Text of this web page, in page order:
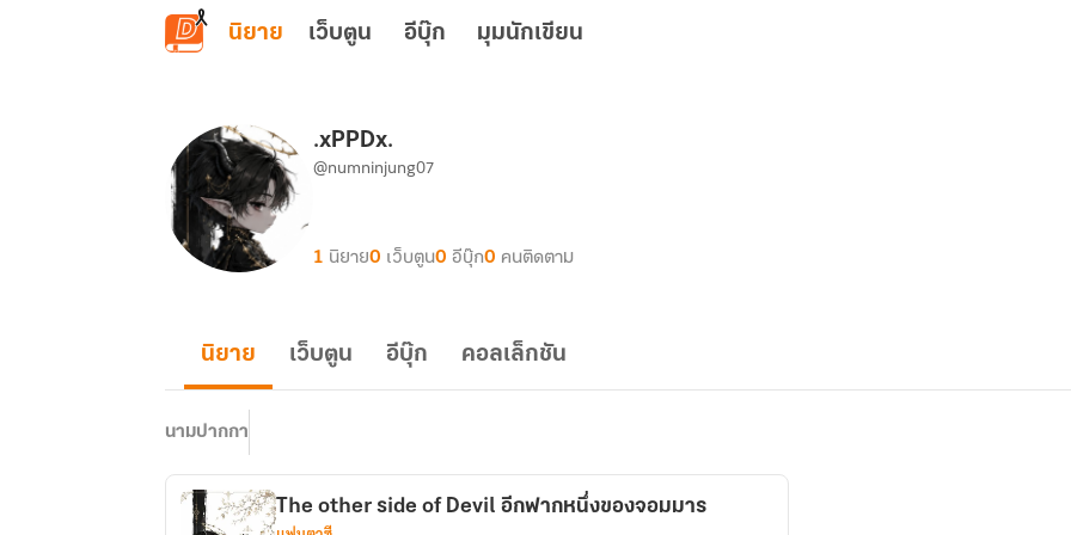
ข้ามไปยังเนื้อหาหลัก
นิยาย เว็บตูน อีบุ๊ก มุมนักเขียน
.xPPDx.
@numninjung07
1 นิยาย0 เว็บตูน0 อีบุ๊ก0 คนติดตาม
นิยาย เว็บตูน อีบุ๊ก คอลเล็กชัน
นามปากกา
The other side of Devil อีกฟากหนึ่งของจอมมาร